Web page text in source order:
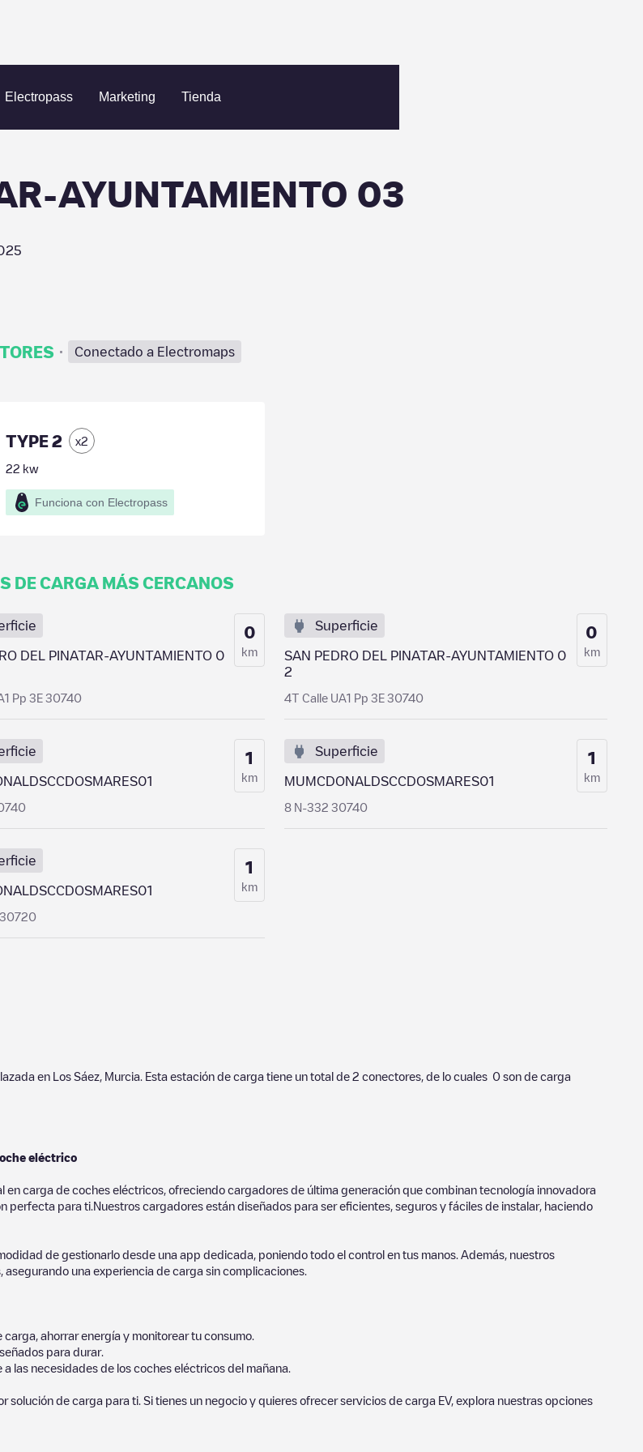
Electropass Marketing Tienda
AYUNTAMIENTO 03
AYUNTAMIENTO 03
· Conectado a Electromaps
TYPE 2 x2
22 kw
Funciona con Electropass
DE CARGA MÁS CERCANOS
DEL PINATAR-AYUNTAMIENTO 0
Pp 3E 30740
0
km
Superficie
SAN PEDRO DEL PINATAR-AYUNTAMIENTO 0
2
4T Calle UA1 Pp 3E 30740
0
km
1
km
Superficie
MUMCDONALDSCCDOSMARES01
8 N-332 30740
1
km
30720
1
km
en Los Sáez Murcia . Esta estación de carga tiene un total de 2 conectores, de lo cuales 0 son de carga
eléctrico
carga de coches eléctricos, ofreciendo cargadores de última generación que combinan tecnología innovadora
perfecta para ti.Nuestros cargadores están diseñados para ser eficientes, seguros y fáciles de instalar, haciendo
de gestionarlo desde una app dedicada, poniendo todo el control en tus manos. Además, nuestros
una experiencia de carga sin complicaciones.
ahorrar energía y monitorear tu consumo.
para durar.
las necesidades de los coches eléctricos del mañana.
solución de carga para ti. Si tienes un negocio y quieres ofrecer servicios de carga EV, explora nuestras opciones